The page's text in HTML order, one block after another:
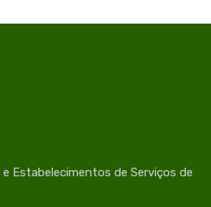
Estabelecimentos de Serviços de